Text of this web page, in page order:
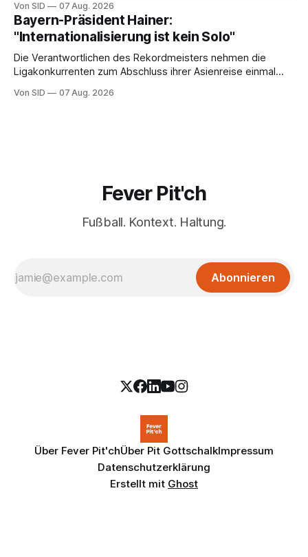
Von SID 07 Aug. 2026
Bayern-Präsident Hainer:
"Internationalisierung ist kein Solo"
Die Verantwortlichen des Rekordmeisters nehmen die
Ligakonkurrenten zum Abschluss ihrer Asienreise einmal
Von SID 07 Aug. 2026
Fever Pit'ch
Fußball. Kontext. Haltung.
Abonnieren
Über Fever Pit'chÜber Pit GottschalkImpressum
Datenschutzerklärung
Erstellt mit Ghost